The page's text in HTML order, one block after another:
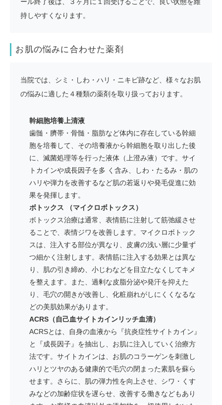
持しやすくなります。
お肌の悩みに合わせた薬剤
当院では、シミ・しわ・ハリ・ニキビ跡など、様々なお肌
の悩みに適した４種類の薬剤を取り扱っております。
幹細胞培養上清液
歯髄・臍帯・骨髄・脂肪など体内に存在している幹細
胞を培養して、その培養液から幹細胞を取り出した後
に、滅菌処理等を行った液体（上澄み液）です。サイ
トカインや成長因子を多 く含み、しわ・たるみ・肌の
ハリや弾力を改善するなど肌の若返りや発毛促進に効
果を発揮します。
ボトックス （マイクロボトックス）
ボトックス治療は通常、表情筋に注射して筋弛緩させ
ることで、表情ジワを改善します。マイクロボトック
スは、注入する部位が異なり、皮膚の浅い層に少量ず
つ細かく注射します。表情筋に注入する効果とは異な
り、肌の引き締め、小じわなどを目立たなくしてキメ
を整えます。また、過剰な皮脂分泌や発汗を抑えた
り、毛穴の開きが改善し、化粧崩れがしにくくなるな
どの美肌効果があります。
ACRS（自己血サイトカインリッチ血清）
ACRSとは、自身の血液から『抗炎症性サイトカイン』
と『成長因子』を抽出し、お肌に注入していく治療方
法です。サイトカインは、お肌のコラーゲンを刺激し
ハリとツヤのある健康的で毛穴の閉まった素肌を蘇ら
せます。さらに、肌の弾力性を向上させ、シワ・くす
みなどの加齢症状を遅らせ、改善する働きなどもあり